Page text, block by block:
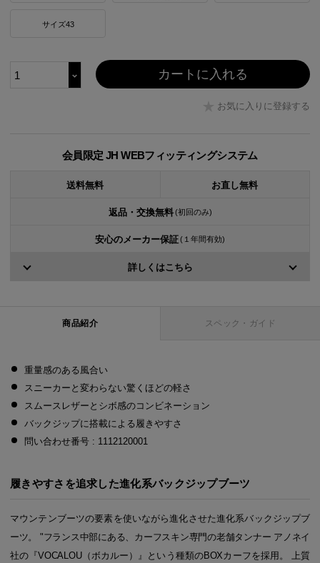
サイズ43
お気に入りに登録する
カートに入れる
会員限定 JH WEBフィッティングシステム
送料無料 お直し無料
返品・交換無料 (初回のみ)
安心のメーカー保証(１年間有効)
詳しくはこちら
商品紹介 スペック・ガイド
重量感のある風合い
スニーカーと変わらない驚くほどの軽さ
スムースレザーとシボ感のコンビネーション
バックジップに搭載による履きやすさ
問い合わせ番号 : 1112120001
履きやすさを追求した進化系バックジップブーツ
マウンテンブーツの要素を使いながら進化させた進化系バックジップブ
ーツ。 "フランス中部にある、カーフスキン専門の老舗タンナー アノネイ
社の『VOCALOU（ボカルー）』という種類のBOXカーフを採用。 上質